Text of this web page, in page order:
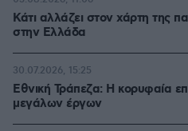
Κάτι αλλάζει στον χάρτη της
στην Ελλάδα
Εθνική Τράπεζα: Η κορυφαία
μεγάλων έργων
30.07.2026, 15:25